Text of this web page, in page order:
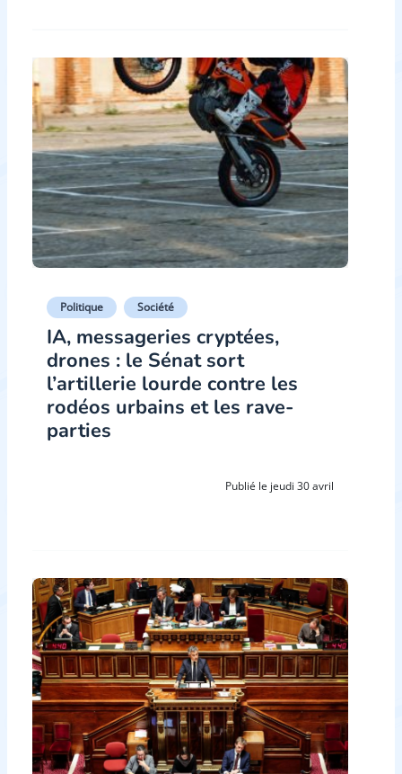
Politique Société
IA, messageries cryptées,
drones : le Sénat sort
l’artillerie lourde contre les
rodéos urbains et les rave-
parties
Publié le jeudi 30 avril